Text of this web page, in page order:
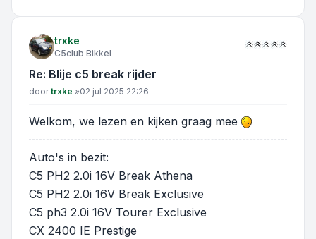
trxke
C5club Bikkel
Re: Blije c5 break rijder
Bericht
doortrxke »02 jul 2025 22:26
Welkom, we lezen en kijken graag mee
Auto's in bezit:
C5 PH2 2.0i 16V Break Athena
C5 PH2 2.0i 16V Break Exclusive
C5 ph3 2.0i 16V Tourer Exclusive
CX 2400 IE Prestige